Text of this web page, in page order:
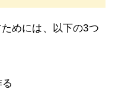
めには、以下の3つ